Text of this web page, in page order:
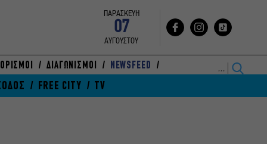
ΠΑΡΑΣΚΕΥΗ
07
ΑΥΓΟΥΣΤΟΥ
ΔΙΑΓΩΝΙΣΜΟΙ NEWSFEED
FREE CITY TV